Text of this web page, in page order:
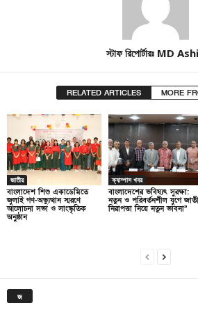
স্টাফ রিপোর্টারঃ MD
RELATED ARTICLES MORE
জাতীয়
বাংলাদেশ শিশু একাডেমিতে
জুলাই গণ-অভ্যুত্থান স্মরণে
আলোচনা সভা ও সাংস্কৃতিক
অনুষ্ঠান
ক্যাম্পাস খবর
বাংলাদেশের ভবিষ্যৎ সুরক্ষা:
নতুন ও পরিবর্তনশীল যুগে
নিরাপত্তা নিয়ে নতুন ভাবনা”
জ